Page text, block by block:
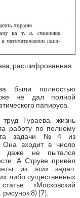
расшифрованная
были полностью
не дал полной
папируса.
Тураева, жизнь
работу по полному
задачи №4 из
Она входит в число
даже не пытался
А Струве привёл
из этих задач.
либо существенных
«Московский
8) [7].